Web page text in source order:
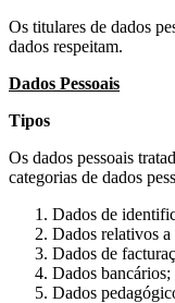
Os titulares de dados
dados respeitam.
Dados Pessoais
Tipos
Os dados pessoais
categorias de dados
Dados de
Dados relativos
Dados de
Dados bancários;
Dados